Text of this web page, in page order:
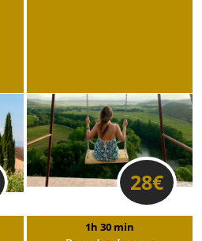
28€
1h 30 min